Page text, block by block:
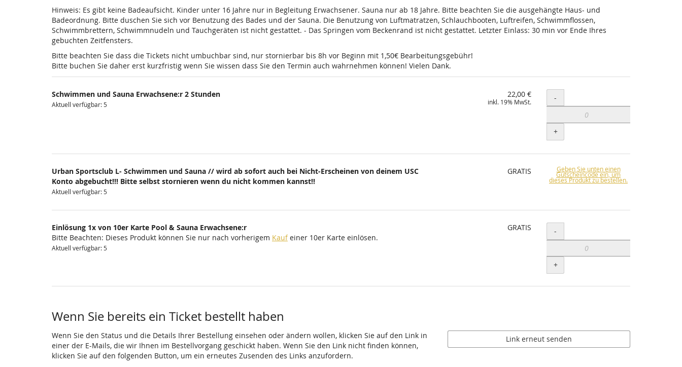
Hinweis: Es gibt keine Badeaufsicht. Kinder unter 16 Jahre nur in Begleitung Erwachsener. Sauna nur ab 18 Jahre. Bitte beachten Sie die ausgehängte Haus- und
Badeordnung. Bitte duschen Sie sich vor Benutzung des Bades und der Sauna. Die Benutzung von Luftmatratzen, Schlauchbooten, Luftreifen, Schwimmflossen,
Schwimmbrettern, Schwimmnudeln und Tauchgeräten ist nicht gestattet. - Das Springen vom Beckenrand ist nicht gestattet. Letzter Einlass: 30 min vor Ende Ihres
gebuchten Zeitfensters.
Bitte beachten Sie dass die Tickets nicht umbuchbar sind, nur stornierbar bis 8h vor Beginn mit 1,50€ Bearbeitungsgebühr!
Bitte buchen Sie daher erst kurzfristig wenn Sie wissen dass Sie den Termin auch wahrnehmen können! Vielen Dank.
Schwimmen und Sauna Erwachsene:r 2 Stunden
Aktuell verfügbar: 5
22,00 €
inkl. 19% MwSt. Menge
-
+
Urban Sportsclub L- Schwimmen und Sauna // wird ab sofort auch bei Nicht-Erscheinen von deinem USC
Konto abgebucht!!! Bitte selbst stornieren wenn du nicht kommen kannst!!
Aktuell verfügbar: 5
GRATIS Geben Sie unten einen
Gutscheincode ein, um
dieses Produkt zu bestellen.
Einlösung 1x von 10er Karte Pool & Sauna Erwachsene:r
Bitte Beachten: Dieses Produkt können Sie nur nach vorherigem Kaufeiner 10er Karte einlösen.
Aktuell verfügbar: 5
GRATIS Menge
-
+
Wenn Sie bereits ein Ticket bestellt haben
Wenn Sie den Status und die Details Ihrer Bestellung einsehen oder ändern wollen, klicken Sie auf den Link in
einer der E-Mails, die wir Ihnen im Bestellvorgang geschickt haben. Wenn Sie den Link nicht finden können,
klicken Sie auf den folgenden Button, um ein erneutes Zusenden des Links anzufordern.
Link erneut senden